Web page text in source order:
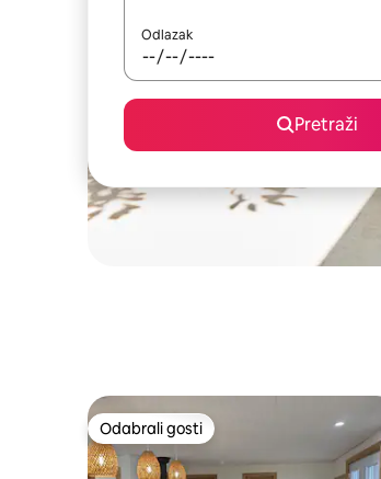
Odlazak
Pretraži
Odabrali gosti
Odabrali gosti